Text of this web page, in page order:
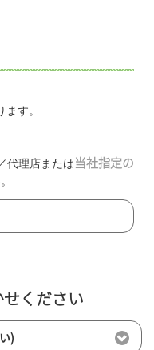
す。
代理店または 当社指定の
ください
)